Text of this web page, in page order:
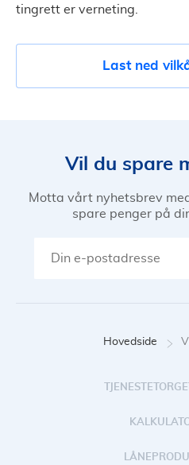
tingrett er verneting.
Last ned
Vil du spare
Motta vårt nyhetsbrev
spare penger på
Hovedside